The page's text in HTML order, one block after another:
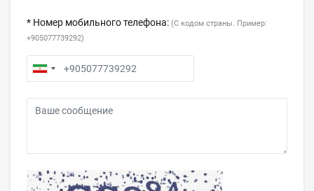
* Номер мобильного телефона: (С кодом страны. Пример:
+905077739292)